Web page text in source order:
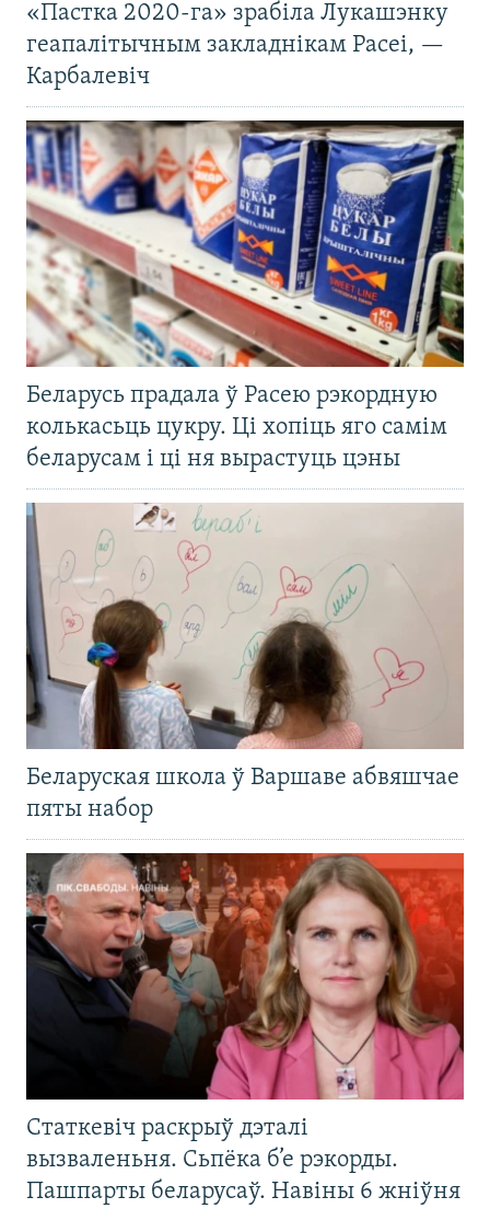
«Пастка 2020-га» зрабіла Лукашэнку
геапалітычным закладнікам Расеі, —
Карбалевіч
Беларусь прадала ў Расею рэкордную
колькасьць цукру. Ці хопіць яго самім
беларусам і ці ня вырастуць цэны
Беларуская школа ў Варшаве абвяшчае
пяты набор
Статкевіч раскрыў дэталі
вызваленьня. Сьпёка б’е рэкорды.
Пашпарты беларусаў. Навіны 6 жніўня